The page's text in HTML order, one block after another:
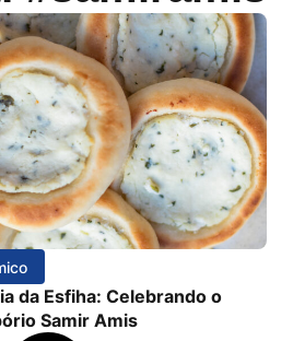
da Esfiha: Celebrando o
Samir Amis